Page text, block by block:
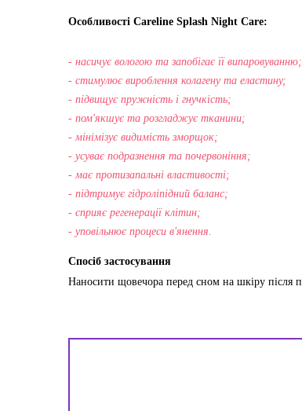
Особливості Careline Splash Night Care:
- насичує вологою та запобігає її випаровуванню;
- стимулює вироблення колагену та еластину;
- підвищує пружність і гнучкість;
- пом'якшує та розгладжує тканини;
- мінімізує видимість зморщок;
- усуває подразнення та почервоніння;
- має протизапальні властивості;
- підтримує гідроліпідний баланс;
- сприяє регенерації клітин;
- уповільнює процеси в'янення.
Спосіб застосування
Наносити щовечора перед сном на шкіру після